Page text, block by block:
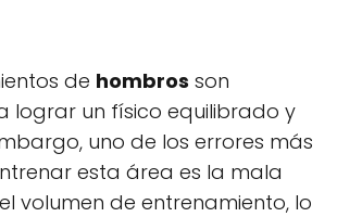
de hombros son
lograr un físico equilibrado y
uno de los errores más
esta área es la mala
volumen de entrenamiento, lo